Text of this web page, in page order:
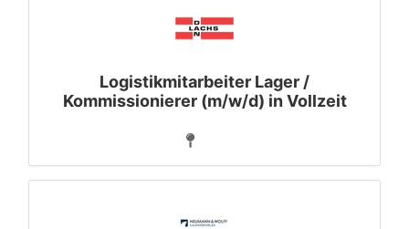
Logistikmitarbeiter Lager /
Kommissionierer (m/w/d) in Vollzeit